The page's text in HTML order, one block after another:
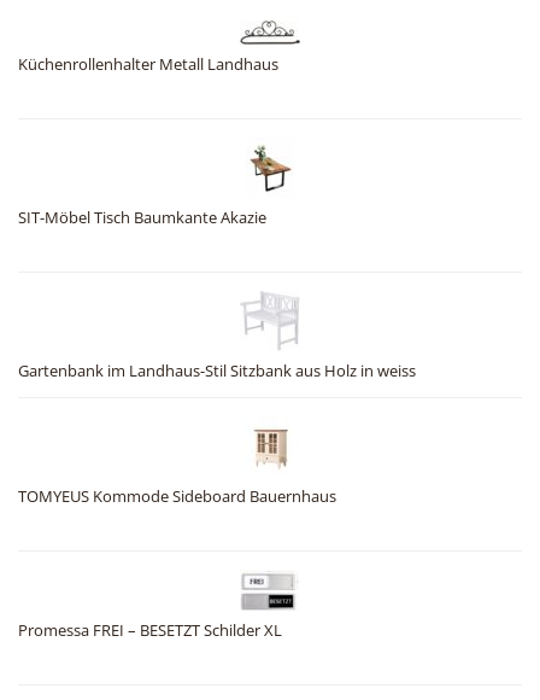
Küchenrollenhalter Metall Landhaus
SIT-Möbel Tisch Baumkante Akazie
Gartenbank im Landhaus-Stil Sitzbank aus Holz in weiss
TOMYEUS Kommode Sideboard Bauernhaus
Promessa FREI – BESETZT Schilder XL